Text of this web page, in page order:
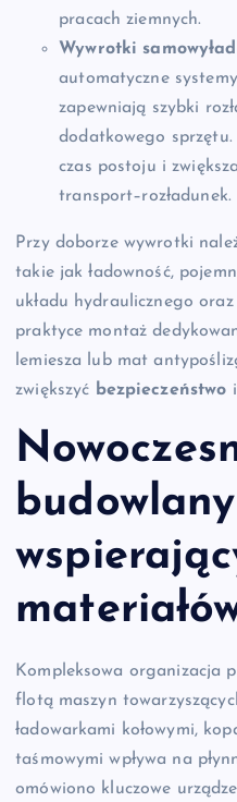
pracach ziemnych.
Wywrotki
automatyczne
zapewniają szybki
dodatkowego
czas postoju i
transport–rozładunek.
Przy doborze wywrotki
takie jak ładowność,
układu hydraulicznego
praktyce montaż
lemiesza lub mat
zwiększyć bezpieczeństwo
budowlany
Kompleksowa organizacja
flotą maszyn
ładowarkami kołowymi,
taśmowymi wpływa na
omówiono kluczowe